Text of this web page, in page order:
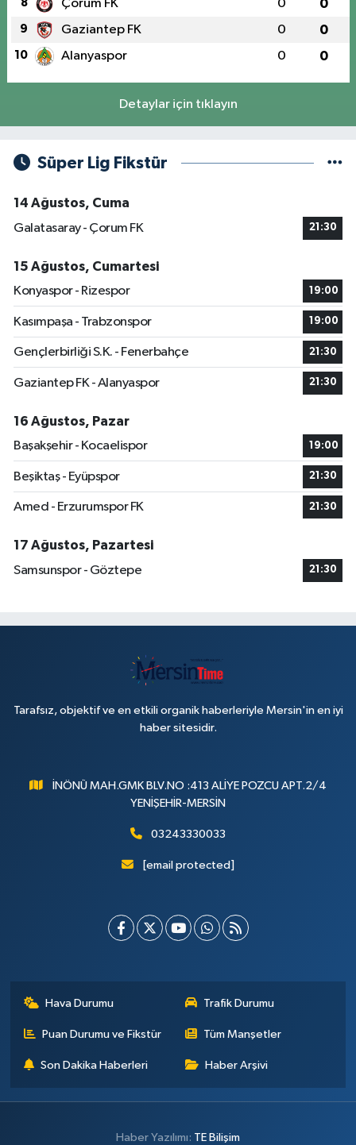
8 Çorum FK 0 0
9 Gaziantep FK 0 0
10 Alanyaspor 0 0
Detaylar için tıklayın
Süper Lig Fikstür
14 Ağustos, Cuma
Galatasaray - Çorum FK
21:30
15 Ağustos, Cumartesi
Konyaspor - Rizespor
19:00
Kasımpaşa - Trabzonspor 19:00
Gençlerbirliği S.K. - Fenerbahçe 21:30
Gaziantep FK - Alanyaspor 21:30
16 Ağustos, Pazar
Başakşehir - Kocaelispor
19:00
Beşiktaş - Eyüpspor 21:30
Amed - Erzurumspor FK 21:30
17 Ağustos, Pazartesi
Samsunspor - Göztepe
21:30
Tarafsız, objektif ve en etkili organik haberleriyle Mersin'in en iyi
haber sitesidir.
İNÖNÜ MAH.GMK BLV.NO :413 ALİYE POZCU APT.2/4
YENİŞEHİR-MERSİN
03243330033
[email protected]
Hava Durumu Trafik Durumu
Puan Durumu ve Fikstür Tüm Manşetler
Son Dakika Haberleri Haber Arşivi
Haber Yazılımı: TE Bilişim